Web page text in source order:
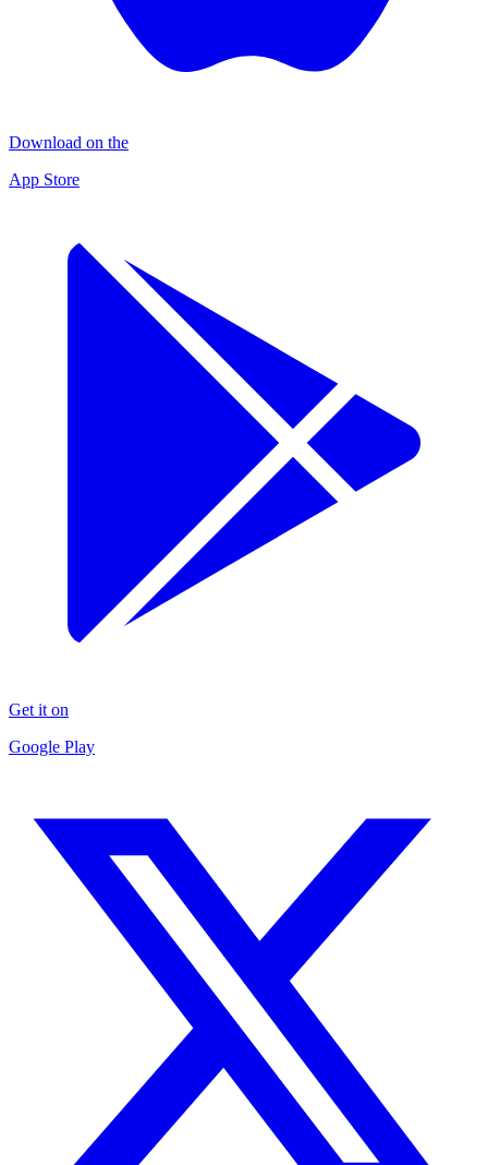
Download on the
App Store
Get it on
Google Play